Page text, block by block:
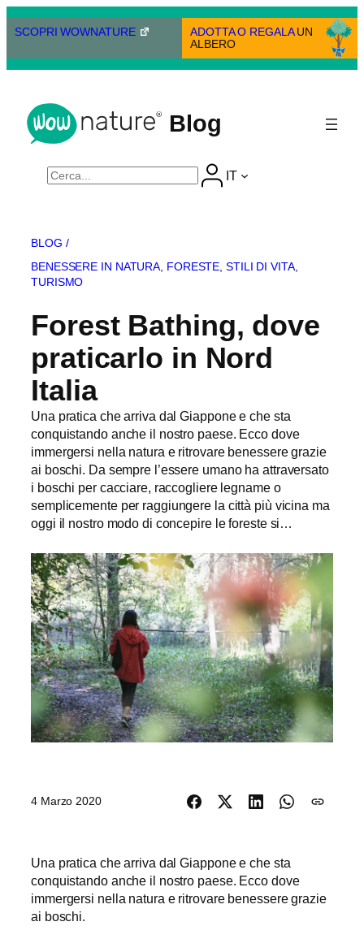
Vai
alSCOPRI WOWNATURE ADOTTA O REGALAUN
ALBERO
Blog
Cerca IT
BLOG /
BENESSERE IN NATURA FORESTE , STILI DI VITA
TURISMO
Forest Bathing, dove
praticarlo in Nord
Italia
Una pratica che arriva dal Giappone e che sta
conquistando anche il nostro paese. Ecco dove
immergersi nella natura e ritrovare benessere grazie
ai boschi. Da sempre l’essere umano ha attraversato
i boschi per cacciare, raccogliere legname o
semplicemente per raggiungere la città più vicina ma
oggi il nostro modo di concepire le foreste si…
4 Marzo 2020
Una pratica che arriva dal Giappone e che sta
conquistando anche il nostro paese. Ecco dove
immergersi nella natura e ritrovare benessere grazie
ai boschi.